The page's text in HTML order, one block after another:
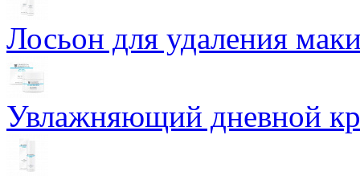
Лосьон для удаления
Увлажняющий дневной